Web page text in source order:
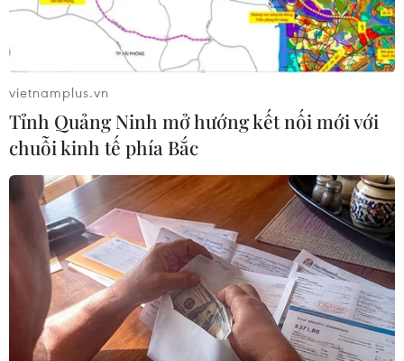
#Bóng đá Đông Nam Á
#Tuyển nữ Việt Nam
#Tuyển Myanmar
#World Cup 2022
#Mai Đức Chung
Myanmar
Theo dõi VietnamPlus
vietnamplus.vn
Tỉnh Quảng Ninh mở hướng kết nối mới với
chuỗi kinh tế phía Bắc